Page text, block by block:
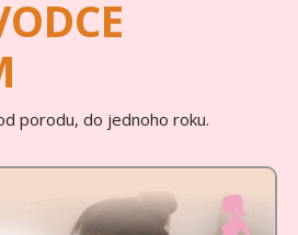
porodu, do jednoho roku.